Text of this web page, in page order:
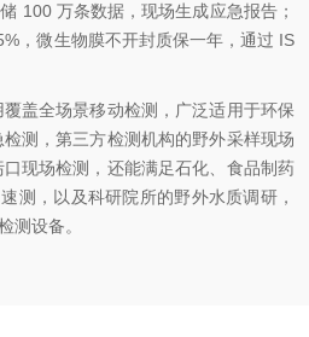
100 万条数据，现场生成应急报告；
，微生物膜不开封质保一年，通过 IS
盖全场景移动检测，广泛适用于环保
测，第三方检测机构的野外采样现场
现场检测，还能满足石化、食品制药
测，以及科研院所的野外水质调研，
测设备。